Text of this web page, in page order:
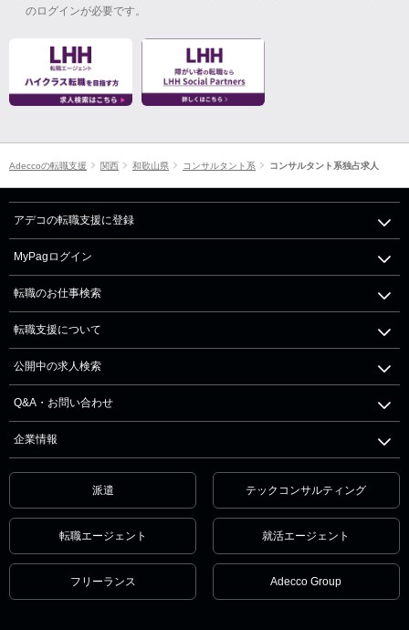
のログインが必要です。
Adeccoの転職支援 関西 和歌山県 コンサルタント系 コンサルタント系独占求人
アデコの転職支援に登録
MyPagログイン
転職のお仕事検索
転職支援について
公開中の求人検索
Q&A・お問い合わせ
企業情報
派遣 テックコンサルティング
転職エージェント 就活エージェント
フリーランス Adecco Group